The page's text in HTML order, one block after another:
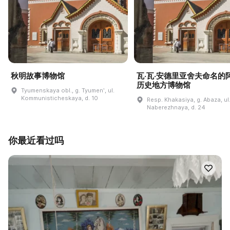
秋明故事博物馆
Tyumenskaya obl., g. Tyumenʹ, ul.
Kommunisticheskaya, d. 10
瓦·瓦·安德里亚舍夫命名的
历史地方博物馆
Resp. Khakasiya, g. Abaza, ul.
Naberezhnaya, d. 24
你最近看过吗